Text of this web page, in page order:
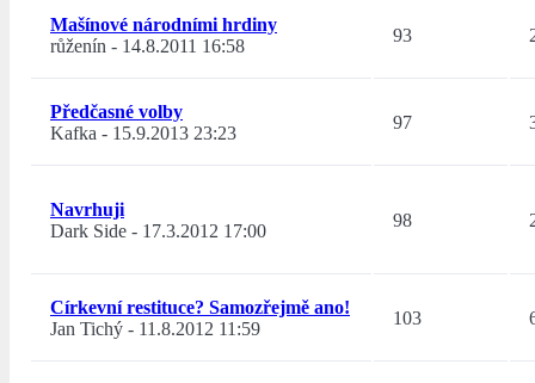
Mašínové národními hrdiny
růženín - 14.8.2011 16:58
93
Předčasné volby
Kafka - 15.9.2013 23:23
97
Navrhuji
Dark Side - 17.3.2012 17:00
98
Církevní restituce? Samozřejmě ano!
Jan Tichý - 11.8.2012 11:59
103